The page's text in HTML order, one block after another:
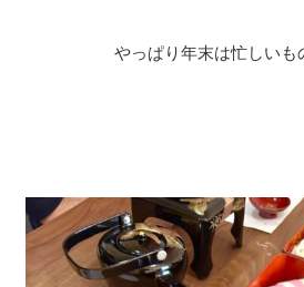
やっぱり年末は忙しいも